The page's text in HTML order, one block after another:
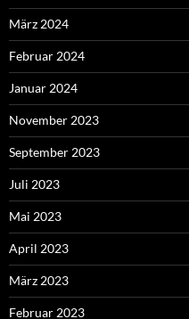
März 2024
Februar 2024
Januar 2024
November 2023
September 2023
Juli 2023
Mai 2023
April 2023
März 2023
Februar 2023